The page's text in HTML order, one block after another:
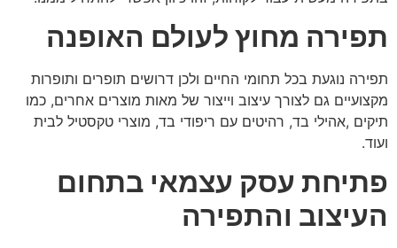
תפירה מחוץ לעולם האופנה
תפירה נוגעת בכל תחומי החיים ולכן דרושים תופרים ותופרות
מקצועיים גם לצורך עיצוב וייצור של מאות מוצרים אחרים, כמו
תיקים ,אהילי בד, רהיטים עם ריפודי בד, מוצרי טקסטיל לבית
ועוד.
פתיחת עסק עצמאי בתחום
העיצוב והתפירה